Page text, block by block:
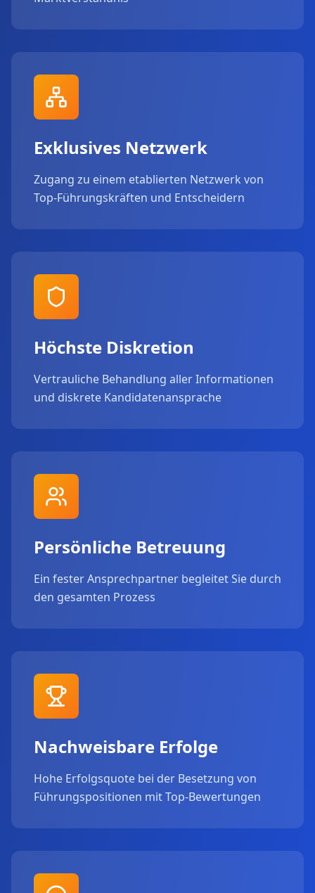
Exklusives Netzwerk
Zugang zu einem etablierten Netzwerk von
Top-Führungskräften und Entscheidern
Höchste Diskretion
Vertrauliche Behandlung aller Informationen
und diskrete Kandidatenansprache
Persönliche Betreuung
Ein fester Ansprechpartner begleitet Sie durch
den gesamten Prozess
Nachweisbare Erfolge
Hohe Erfolgsquote bei der Besetzung von
Führungspositionen mit Top-Bewertungen